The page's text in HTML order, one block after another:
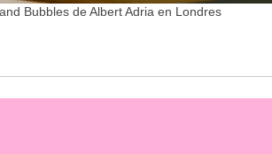
Bubbles de Albert Adria en Londres